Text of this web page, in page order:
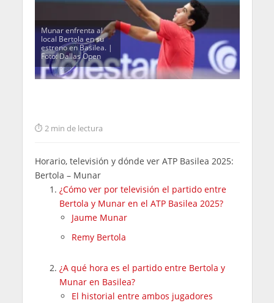
Munar enfrenta al
local Bertola en su
estreno en Basilea. |
Foto: Dallas Open
2 min de lectura
Horario, televisión y dónde ver ATP Basilea 2025:
Bertola – Munar
¿Cómo ver por televisión el partido entre
Bertola y Munar en el ATP Basilea 2025?
Jaume Munar
Remy Bertola
¿A qué hora es el partido entre Bertola y
Munar en Basilea?
El historial entre ambos jugadores